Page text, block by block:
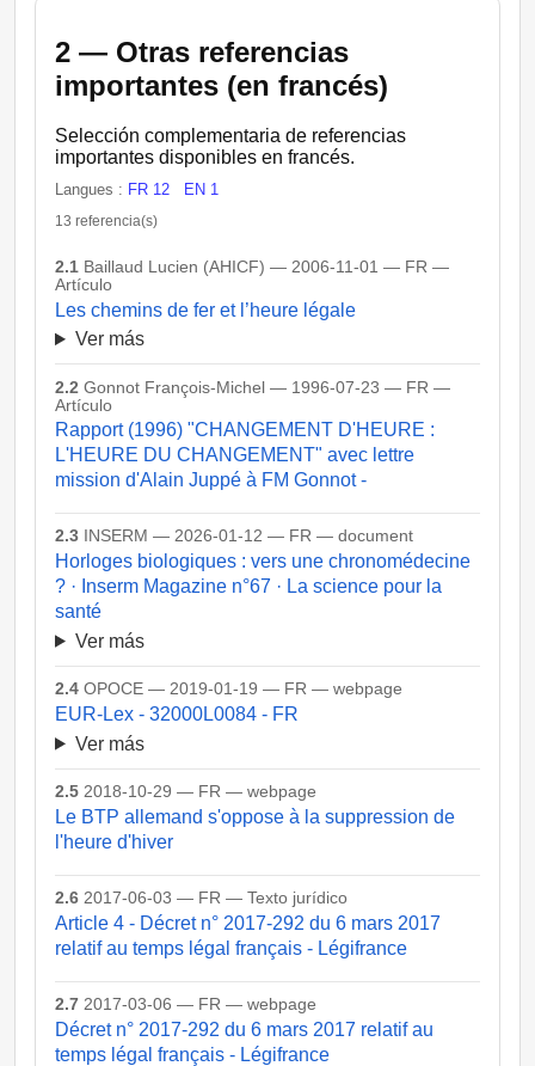
2 — Otras referencias
importantes (en francés)
Selección complementaria de referencias
importantes disponibles en francés.
Langues : FR 12 EN 1
13 referencia(s)
2.1 Baillaud Lucien (AHICF) — 2006-11-01 — FR —
Artículo
Les chemins de fer et l’heure légale
Ver más
2.2 Gonnot François-Michel — 1996-07-23 — FR —
Artículo
Rapport (1996) "CHANGEMENT D'HEURE :
L'HEURE DU CHANGEMENT" avec lettre
mission d'Alain Juppé à FM Gonnot -
2.3 INSERM — 2026-01-12 — FR — document
Horloges biologiques : vers une chronomédecine
? · Inserm Magazine n°67 · La science pour la
santé
Ver más
2.4 OPOCE — 2019-01-19 — FR — webpage
EUR-Lex - 32000L0084 - FR
Ver más
2.5 2018-10-29 — FR — webpage
Le BTP allemand s'oppose à la suppression de
l'heure d'hiver
2.6 2017-06-03 — FR — Texto jurídico
Article 4 - Décret n° 2017-292 du 6 mars 2017
relatif au temps légal français - Légifrance
2.7 2017-03-06 — FR — webpage
Décret n° 2017-292 du 6 mars 2017 relatif au
temps légal français - Légifrance